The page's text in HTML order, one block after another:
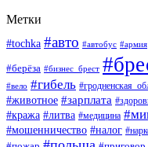
Метки
#tochka #авто #автобус #армия
#берёза #бизнес_брест
#вело #гибель
#животное #зарплата
#кража #литва #медицина
#мошенничество #налог